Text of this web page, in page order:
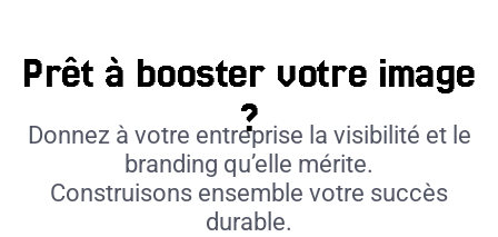
Prêt à booster votre image
?
Donnez à votre entreprise la visibilité et le
branding qu’elle mérite.
Construisons ensemble votre succès
durable.